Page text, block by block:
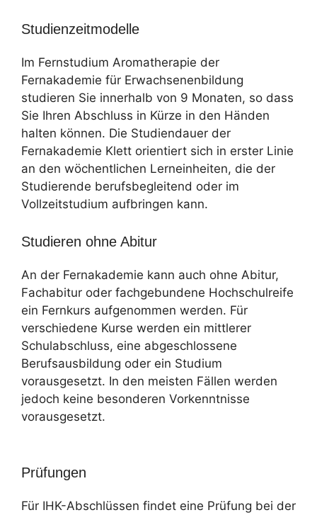
Studienzeitmodelle
Im Fernstudium Aromatherapie der
Fernakademie für Erwachsenenbildung
studieren Sie innerhalb von 9 Monaten, so dass
Sie Ihren Abschluss in Kürze in den Händen
halten können. Die Studiendauer der
Fernakademie Klett orientiert sich in erster Linie
an den wöchentlichen Lerneinheiten, die der
Studierende berufsbegleitend oder im
Vollzeitstudium aufbringen kann.
Studieren ohne Abitur
An der Fernakademie kann auch ohne Abitur,
Fachabitur oder fachgebundene Hochschulreife
ein Fernkurs aufgenommen werden. Für
verschiedene Kurse werden ein mittlerer
Schulabschluss, eine abgeschlossene
Berufsausbildung oder ein Studium
vorausgesetzt. In den meisten Fällen werden
jedoch keine besonderen Vorkenntnisse
vorausgesetzt.
Prüfungen
Für IHK-Abschlüssen findet eine Prüfung bei der